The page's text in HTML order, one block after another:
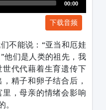
00:00
下载音频
不能说：“亚当和厄娃
他们是人类的祖先，我
代代藉着生育遗传下
精子和卵子结合后，
，母亲的情绪会影响